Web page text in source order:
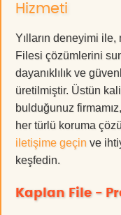
Hizmeti
Yılların deneyimi
Filesi çözümlerini
dayanıklılık ve
üretilmiştir. Üstün
bulduğunuz
her türlü koruma
iletişime geçin ve
keşfedin.
Kaplan File -